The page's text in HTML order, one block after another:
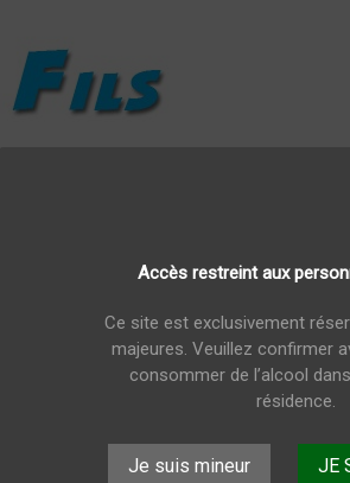
Accès restreint aux
Ce site est exclusivement
majeures. Veuillez confirmer
consommer de l’alcool
résidence.
Je suis mineur JE